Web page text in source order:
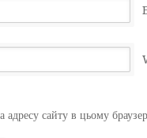
сайту в цьому